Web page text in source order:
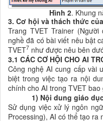
Hình 2. Khung
3. Cơ hội và thách thức
Trang TVET Trainer
nghề đã có bài viết nêu bật
TVET7 như được nêu bên
3.1 CÁC CƠ HỘI CHO AI
Công nghệ AI cung cấp vài
biệt trong việc tạo ra nội
chính cho AI trong TVET bao
1) Nội dung giáo
Sử dụng việc xử lý ngôn
Processing), AI có thể tạo